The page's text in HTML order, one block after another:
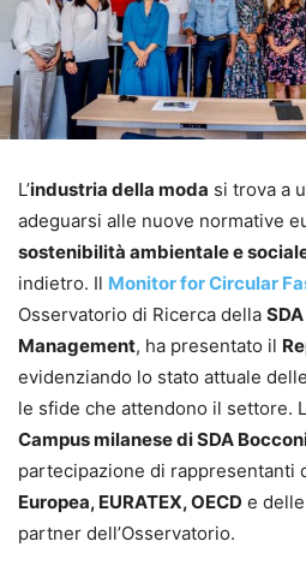
L’industria della moda si trova a
adeguarsi alle nuove normative
sostenibilità ambientale e
indietro. Il Monitor for Circular
Osservatorio di Ricerca della
Management, ha presentato il
evidenziando lo stato attuale
le sfide che attendono il settore.
Campus milanese di SDA
partecipazione di rappresentanti
Europea, EURATEX, OECD e
partner dell’Osservatorio.